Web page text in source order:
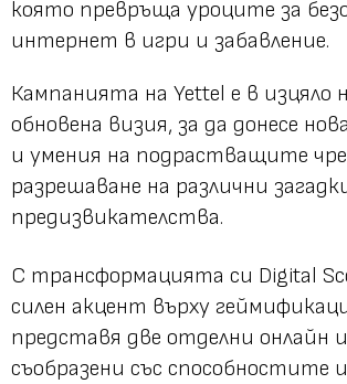
която превръща уроците за
интернет в игри и забавление.
Кампанията на Yettel е в изцяло
обновена визия, за да донесе
и умения на подрастващите
разрешаване на различни
предизвикателства.
С трансформацията си Digital
силен акцент върху
представя две отделни онлайн
съобразени със способностите